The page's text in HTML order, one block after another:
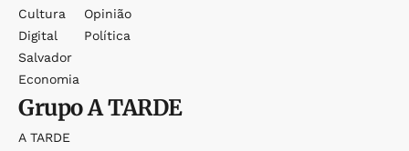
Cultura
Digital
Salvador
Economia
Opinião
Política
GrupoA TARDE
A TARDE